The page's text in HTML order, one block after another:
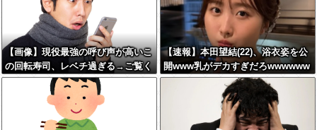
【画像】現役最強の呼び声が高いこ
の回転寿司、レベチ過ぎる→ご覧く
ださいw w w w w w w
【速報】本田望結(22)、浴衣姿を公
開www乳がデカすぎだろwwwwww